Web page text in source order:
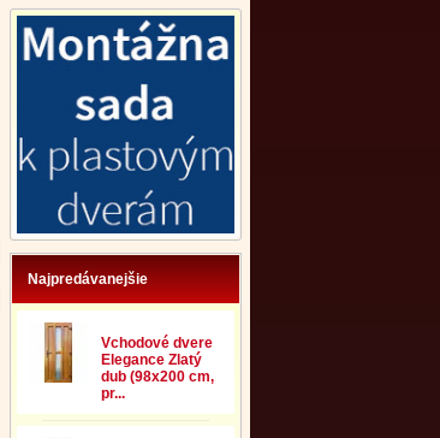
Najpredávanejšie
Vchodové dvere
Elegance Zlatý
dub (98x200 cm,
pr...